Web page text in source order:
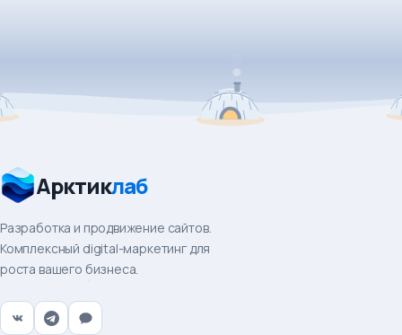
Арктиклаб
Разработка и продвижение сайтов.
Комплексный digital-маркетинг для
роста вашего бизнеса.